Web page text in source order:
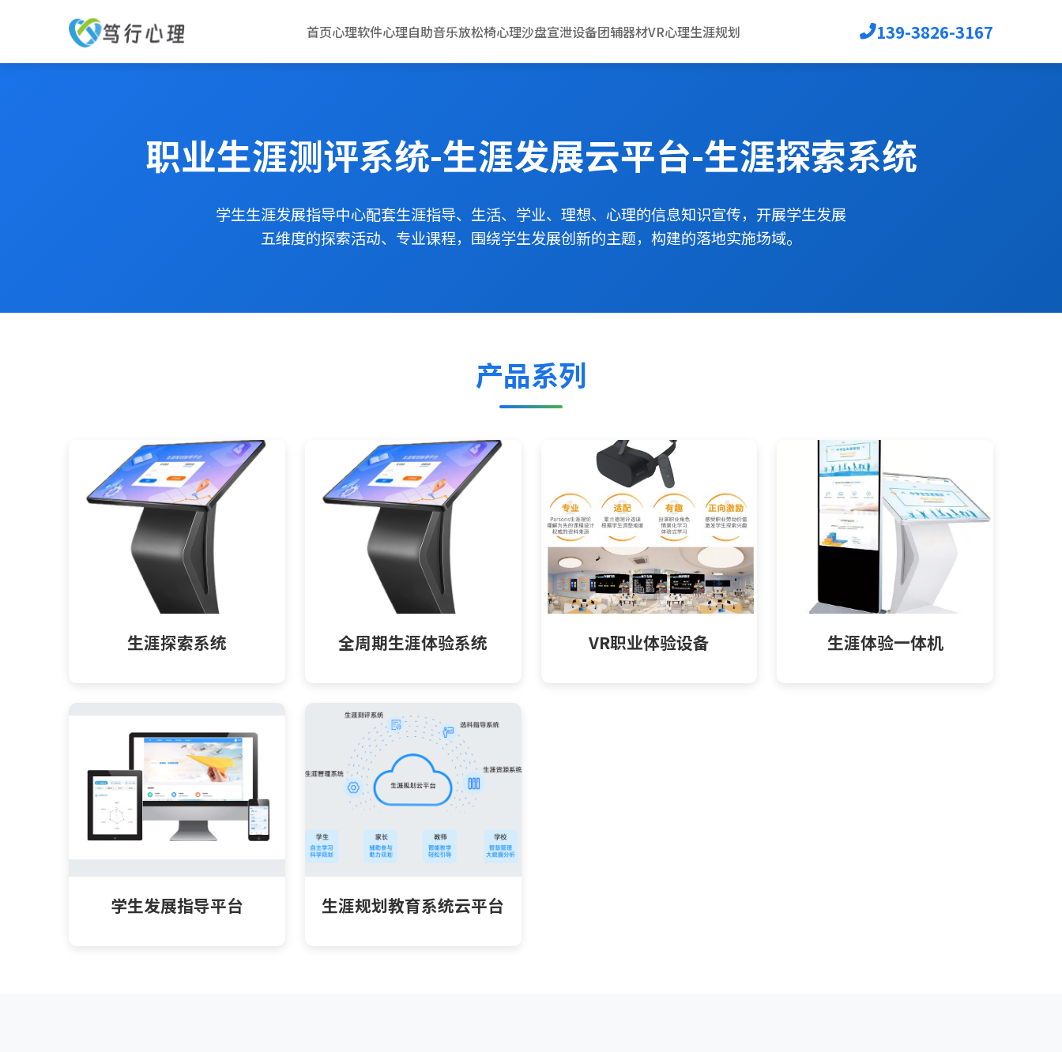
首页心理软件心理自助音乐放松椅心理沙盘宣泄设备团辅器材VR心理生涯规划 139-3826-3167
职业生涯测评系统-生涯发展云平台-生涯探索系统
学生生涯发展指导中心配套生涯指导、生活、学业、理想、心理的信息知识宣传，开展学生发展
五维度的探索活动、专业课程，围绕学生发展创新的主题，构建的落地实施场域。
产品系列
生涯探索系统 全周期生涯体验系统 VR职业体验设备 生涯体验一体机
学生发展指导平台 生涯规划教育系统云平台